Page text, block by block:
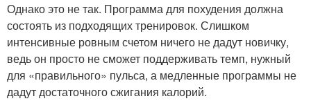
Однако это не так. Программа для похудения должна
состоять из подходящих тренировок. Слишком
интенсивные ровным счетом ничего не дадут новичку,
ведь он просто не сможет поддерживать темп, нужный
для «правильного» пульса, а медленные программы не
дадут достаточного сжигания калорий.